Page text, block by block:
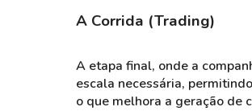
A Corrida (Trading)
A etapa final, onde a
escala necessária,
o que melhora a geração de